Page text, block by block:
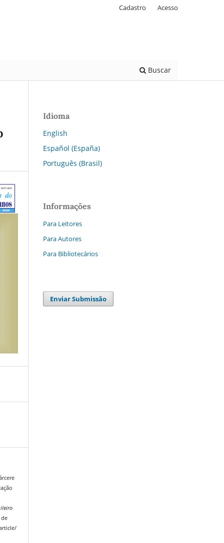
Buscar
Cadastro Acesso
de
Idioma
English
Español (España)
Português (Brasil)
Informações
Para Leitores
Para Autores
Para Bibliotecários
Enviar Submissão